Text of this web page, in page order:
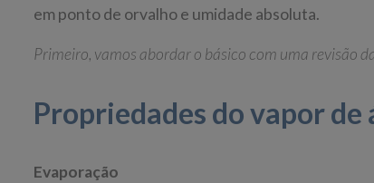
em ponto de orvalho e umidade absoluta.
Primeiro, vamos abordar o básico com uma revisão
Propriedades do vapor de
Evaporação